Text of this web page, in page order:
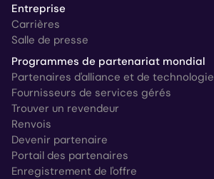
Entreprise
Carrières
Salle de presse
Programmes de partenariat mondial
Partenaires d'alliance et de technologie
Fournisseurs de services gérés
Trouver un revendeur
Renvois
Devenir partenaire
Portail des partenaires
Enregistrement de l'offre